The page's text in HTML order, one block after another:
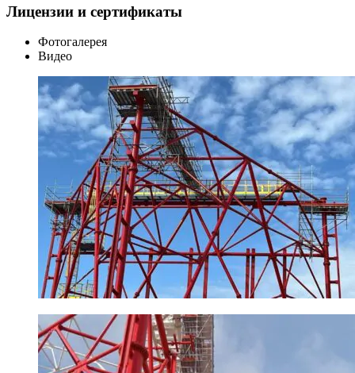
Лицензии и сертификаты
Фотогалерея
Видео